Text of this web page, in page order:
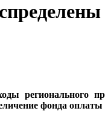
регионального
фонда оплаты